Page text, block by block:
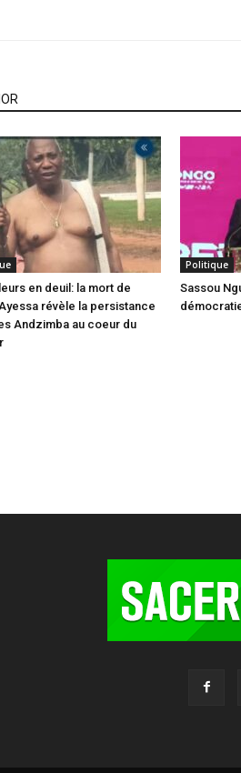
en deuil: la mort de
révèle la persistance
Andzimba au coeur du
Politique
Sassou